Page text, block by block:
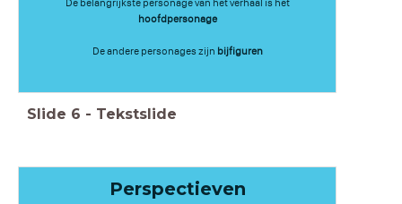
hoofdpersonage
De andere personages zijn bijfiguren
Slide 6 - Tekstslide
Perspectieven